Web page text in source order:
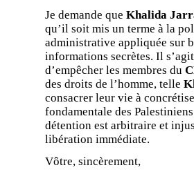
Je demande que Khalida
qu’il soit mis un terme à la
administrative appliquée sur
informations secrètes. Il
d’empêcher les membres du
des droits de l’homme, telle
consacrer leur vie à
fondamentale des
détention est arbitraire et
libération immédiate.
Vôtre, sincèrement,